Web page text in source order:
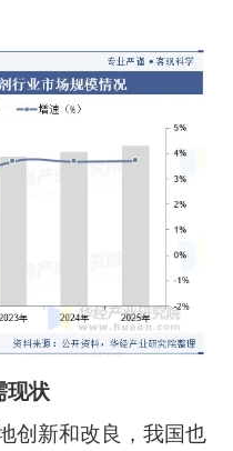
现状
创新和改良，我国也